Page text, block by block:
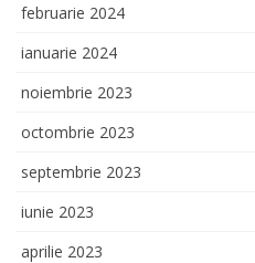
februarie 2024
ianuarie 2024
noiembrie 2023
octombrie 2023
septembrie 2023
iunie 2023
aprilie 2023